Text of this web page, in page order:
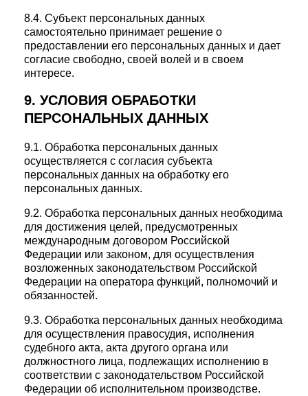
8.4. Субъект персональных данных
самостоятельно принимает решение о
предоставлении его персональных данных и дает
согласие свободно, своей волей и в своем
интересе.
9. УСЛОВИЯ ОБРАБОТКИ
ПЕРСОНАЛЬНЫХ ДАННЫХ
9.1. Обработка персональных данных
осуществляется с согласия субъекта
персональных данных на обработку его
персональных данных.
9.2. Обработка персональных данных необходима
для достижения целей, предусмотренных
международным договором Российской
Федерации или законом, для осуществления
возложенных законодательством Российской
Федерации на оператора функций, полномочий и
обязанностей.
9.3. Обработка персональных данных необходима
для осуществления правосудия, исполнения
судебного акта, акта другого органа или
должностного лица, подлежащих исполнению в
соответствии с законодательством Российской
Федерации об исполнительном производстве.